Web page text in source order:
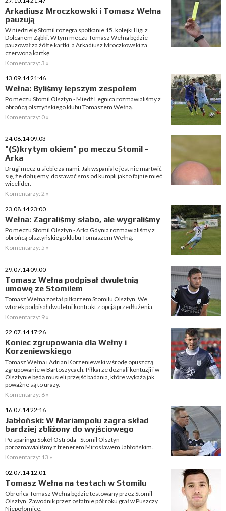
Arkadiusz Mroczkowski i Tomasz Wełna
pauzują
W niedzielę Stomil rozegra spotkanie 15. kolejki I ligi z
Dolcanem Ząbki. W tym meczu Tomasz Wełna będzie
pauzował za żółte kartki, a Arkadiusz Mroczkowski za
czerwoną kartkę.
Komentarzy: 3 »
13.09.14 21:46
Wełna: Byliśmy lepszym zespołem
Po meczu Stomil Olsztyn - Miedź Legnica rozmawialiśmy z
obrońcą olsztyńskiego klubu Tomaszem Wełną.
Komentarzy: 0 »
24.08.14 09:03
"(S)krytym okiem" po meczu Stomil -
Arka
Drugi mecz u siebie za nami. Jak wspaniale jest nie martwić
się, że dołujemy, dostawać sms od kumpli jak to fajnie mieć
wicelider.
Komentarzy: 2 »
23.08.14 23:00
Wełna: Zagraliśmy słabo, ale wygraliśmy
Po meczu Stomil Olsztyn - Arka Gdynia rozmawialiśmy z
obrońcą olsztyńskiego klubu Tomaszem Wełną.
Komentarzy: 5 »
29.07.14 09:00
Tomasz Wełna podpisał dwuletnią
umowę ze Stomilem
Tomasz Wełna został piłkarzem Stomilu Olsztyn. We
wtorek podpisał dwuletni kontrakt z opcją przedłużenia.
Komentarzy: 9 »
22.07.14 17:26
Koniec zgrupowania dla Wełny i
Korzeniewskiego
Tomasz Wełna i Adrian Korzeniewski w środę opuszczą
zgrupowanie w Bartoszycach. Piłkarze doznali kontuzji i w
Olsztynie będą musieli przejść badania, które wykażą jak
poważne są to urazy.
Komentarzy: 6 »
16.07.14 22:16
Jabłoński: W Mariampolu zagra skład
bardziej zbliżony do wyjściowego
Po sparingu Sokół Ostróda - Stomil Olsztyn
porozmawialiśmy z trenerem Mirosławem Jabłońskim.
Komentarzy: 13 »
02.07.14 12:01
Tomasz Wełna na testach w Stomilu
Obrońca Tomasz Wełna będzie testowany przez Stomil
Olsztyn. Zawodnik przez ostatnie pół roku grał w Puszczy
Niepołomice.